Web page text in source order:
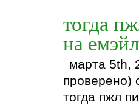
тогда
на емэйл
марта 5th,
проверено)
тогда пжл